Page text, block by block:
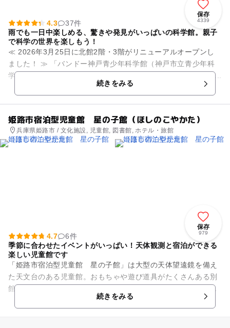
保存
4339
4.3
37件
雨でも一日中楽しめる、驚きや発見がいっぱいの科学館。親子
で科学の世界を楽しもう！
≪ 2026年3月25日に北館2階・3階がリニューアルオープンし
ました！ ≫ 「バンドー神戸青少年科学館（神戸市立青少年科
学館）」は小さな子どもから大人まで 楽しめる科学館です。 ...
続きをみる
姫路市宿泊型児童館 星の子館（ほしのこやかた）
兵庫県姫路市 / 文化施設, 児童館, 図書館, ホテル・旅館
保存
979
4.7
6件
季節に合わせたイベントがいっぱい！天体観測と宿泊ができる
楽しい児童館です
「姫路市宿泊型児童館 星の子館」は大型の天体望遠鏡を備え
た天文台のある児童館。おもちゃや遊び道具がたくさんある別
館・なかよしホールをはじめ、卓球ができるトレーニングルー
ム、児童書や星の専門書のそ...続きをみる